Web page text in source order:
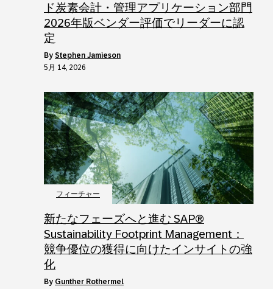
ド炭素会計・管理アプリケーション部門
2026年版ベンダー評価でリーダーに認
定
by Stephen Jamieson
5月 14, 2026
フィーチャー
新たなフェーズへと進む SAP®
Sustainability Footprint Management：
競争優位の獲得に向けたインサイトの強
化
by Gunther Rothermel